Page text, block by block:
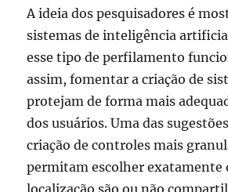
A ideia dos pesquisadores é
sistemas de inteligência
esse tipo de perfilamento
assim, fomentar a criação de
protejam de forma mais
dos usuários. Uma das
criação de controles mais
permitam escolher exatamente